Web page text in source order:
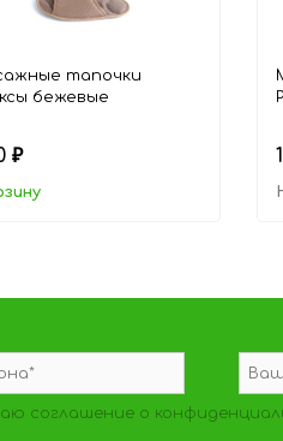
тапочки
бежевые
₽
соглашение о